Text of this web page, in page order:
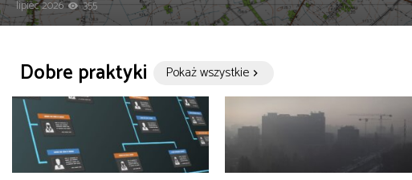
lipiec 2026
355
Dobre praktyki Pokaż wszystkie